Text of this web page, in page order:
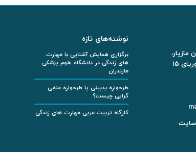
۱۵
سایت
نوشته‌های تازه
برگزاری همایش آشنایی با مهارت
های زندگی در دانشگاه علوم پزشکی
مازندران
طرحواره بدبینی یا طرحواره منفی‌
گرایی چیست؟
کارگاه تربیت مربی مهارت های زندگی